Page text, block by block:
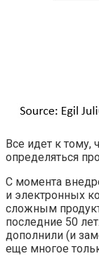
Все идет к тому,
определяться
С момента
и электронных
сложным
последние 50
дополнили (и
еще многое